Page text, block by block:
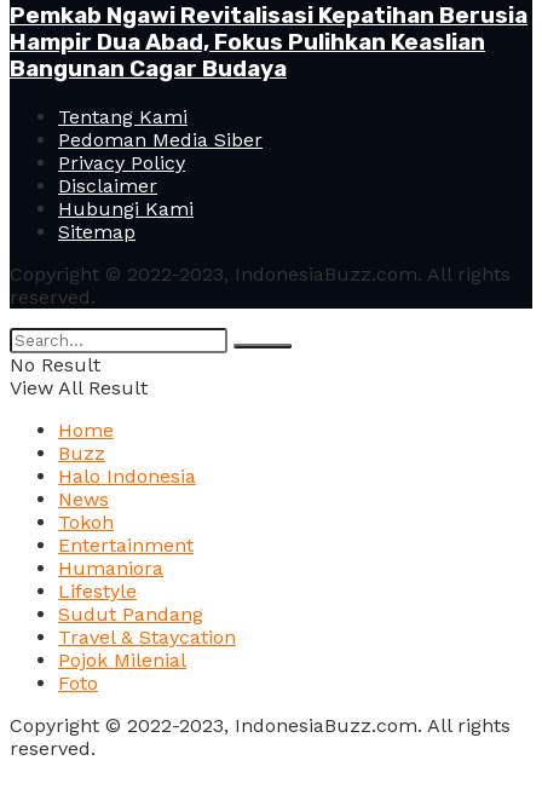
Pemkab Ngawi Revitalisasi Kepatihan Berusia
Hampir Dua Abad, Fokus Pulihkan Keaslian
Bangunan Cagar Budaya
Tentang Kami
Pedoman Media Siber
Privacy Policy
Disclaimer
Hubungi Kami
Sitemap
Copyright © 2022-2023, IndonesiaBuzz.com. All rights
reserved.
No Result
View All Result
Home
Buzz
Halo Indonesia
News
Tokoh
Entertainment
Humaniora
Lifestyle
Sudut Pandang
Travel & Staycation
Pojok Milenial
Foto
Copyright © 2022-2023, IndonesiaBuzz.com. All rights
reserved.